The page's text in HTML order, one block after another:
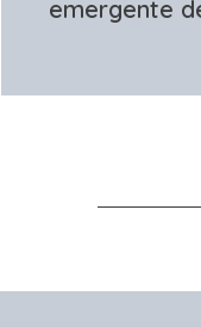
emergente